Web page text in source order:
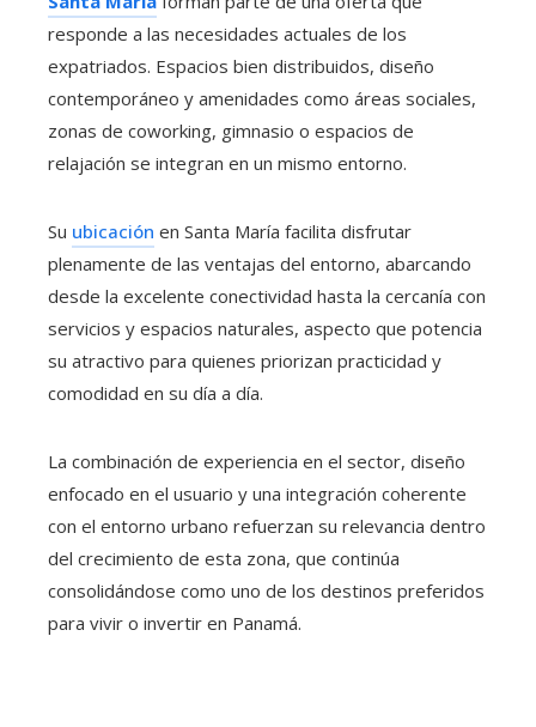
responde a las necesidades actuales de los
expatriados. Espacios bien distribuidos, diseño
contemporáneo y amenidades como áreas sociales,
zonas de coworking, gimnasio o espacios de
relajación se integran en un mismo entorno.
Su ubicación en Santa María facilita disfrutar
plenamente de las ventajas del entorno, abarcando
desde la excelente conectividad hasta la cercanía con
servicios y espacios naturales, aspecto que potencia
su atractivo para quienes priorizan practicidad y
comodidad en su día a día.
La combinación de experiencia en el sector, diseño
enfocado en el usuario y una integración coherente
con el entorno urbano refuerzan su relevancia dentro
del crecimiento de esta zona, que continúa
consolidándose como uno de los destinos preferidos
para vivir o invertir en Panamá.